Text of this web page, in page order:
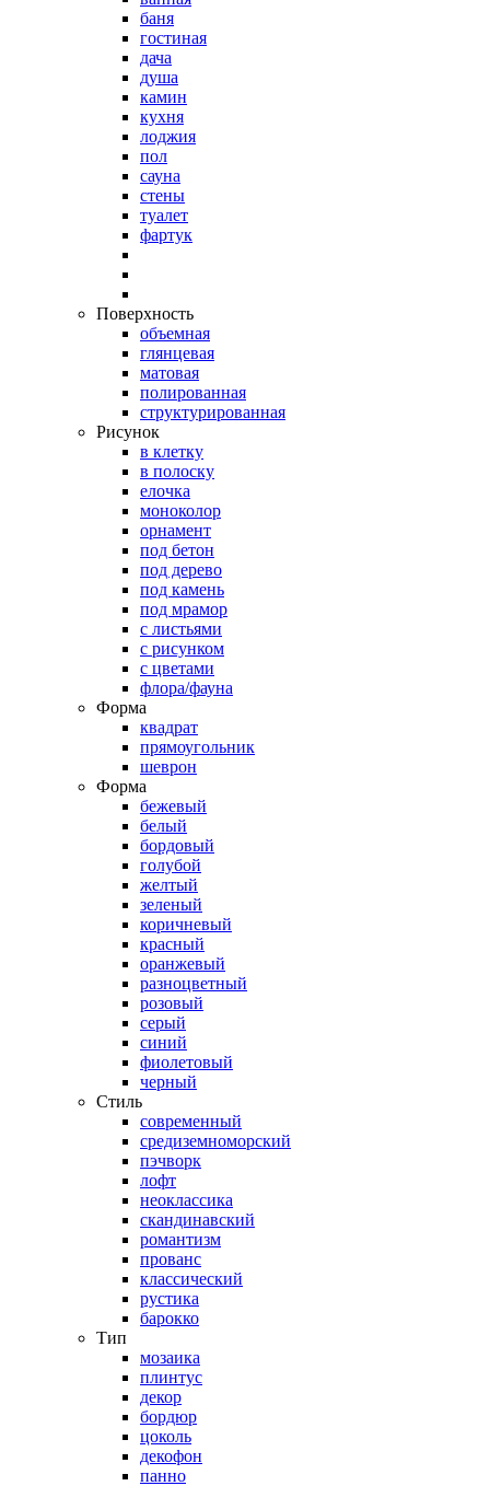
баня
гостиная
дача
душа
камин
кухня
лоджия
пол
сауна
стены
туалет
фартук
Поверхность
объемная
глянцевая
матовая
полированная
структурированная
Рисунок
в клетку
в полоску
елочка
моноколор
орнамент
под бетон
под дерево
под камень
под мрамор
с листьями
с рисунком
с цветами
флора/фауна
Форма
квадрат
прямоугольник
шеврон
Форма
бежевый
белый
бордовый
голубой
желтый
зеленый
коричневый
красный
оранжевый
разноцветный
розовый
серый
синий
фиолетовый
черный
Стиль
современный
средиземноморский
пэчворк
лофт
неоклассика
скандинавский
романтизм
прованс
классический
рустика
барокко
Тип
мозаика
плинтус
декор
бордюр
цоколь
декофон
панно